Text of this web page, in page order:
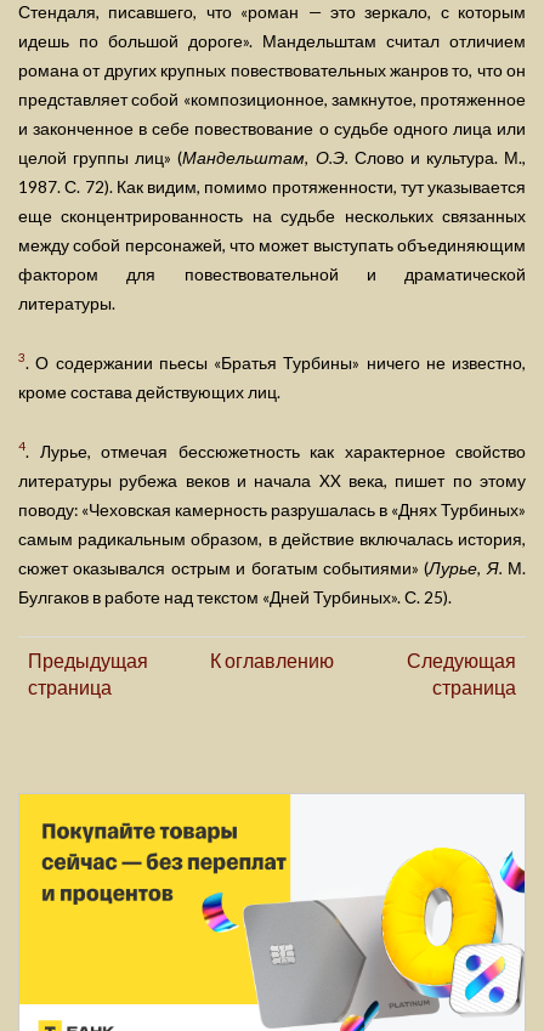
Стендаля, писавшего, что «роман — это зеркало, с которым
идешь по большой дороге». Мандельштам считал отличием
романа от других крупных повествовательных жанров то, что он
представляет собой «композиционное, замкнутое, протяженное
и законченное в себе повествование о судьбе одного лица или
целой группы лиц» (Мандельштам, О.Э. Слово и культура. М.,
1987. С. 72). Как видим, помимо протяженности, тут указывается
еще сконцентрированность на судьбе нескольких связанных
между собой персонажей, что может выступать объединяющим
фактором для повествовательной и драматической
литературы.
3. О содержании пьесы «Братья Турбины» ничего не известно,
кроме состава действующих лиц.
4. Лурье, отмечая бессюжетность как характерное свойство
литературы рубежа веков и начала XX века, пишет по этому
поводу: «Чеховская камерность разрушалась в «Днях Турбиных»
самым радикальным образом, в действие включалась история,
сюжет оказывался острым и богатым событиями» (Лурье, Я. М.
Булгаков в работе над текстом «Дней Турбиных». С. 25).
Предыдущая
страница
К оглавлению
Следующая
страница